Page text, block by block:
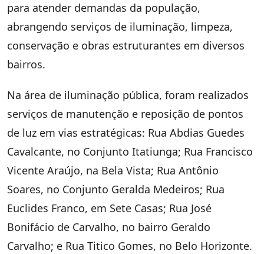
para atender demandas da população,
abrangendo serviços de iluminação, limpeza,
conservação e obras estruturantes em diversos
bairros.
Na área de iluminação pública, foram realizados
serviços de manutenção e reposição de pontos
de luz em vias estratégicas: Rua Abdias Guedes
Cavalcante, no Conjunto Itatiunga; Rua Francisco
Vicente Araújo, na Bela Vista; Rua Antônio
Soares, no Conjunto Geralda Medeiros; Rua
Euclides Franco, em Sete Casas; Rua José
Bonifácio de Carvalho, no bairro Geraldo
Carvalho; e Rua Titico Gomes, no Belo Horizonte.